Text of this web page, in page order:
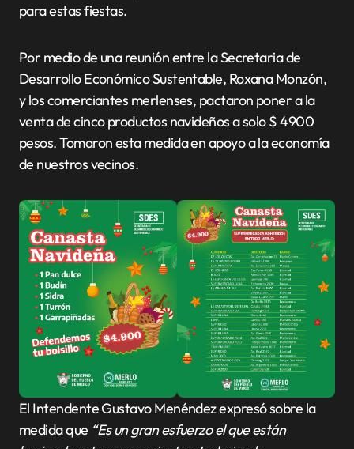
para estas fiestas.
Por medio de una reunión entre la Secretaria de
Desarrollo Económico Sustentable, Roxana Monzón,
y los comerciantes merlenses, pactaron poner a la
venta de cinco productos navideños a solo $ 4900
pesos. Tomaron esta medida en apoyo a la economía
de nuestros vecinos.
El Intendente Gustavo Menéndez expresó sobre la
medida que “Es un gran esfuerzo el que están